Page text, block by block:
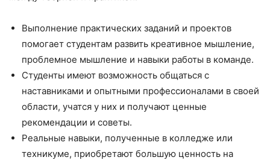
Выполнение практических заданий и проектов
помогает студентам развить креативное мышление,
проблемное мышление и навыки работы в команде.
Студенты имеют возможность общаться с
наставниками и опытными профессионалами в своей
области, учатся у них и получают ценные
рекомендации и советы.
Реальные навыки, полученные в колледже или
техникуме, приобретают большую ценность на